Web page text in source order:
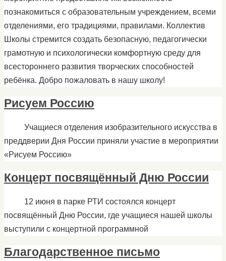
познакомиться с образовательным учреждением, всеми
отделениями, его традициями, правилами. Коллектив
Школы стремится создать безопасную, педагогически
грамотную и психологически комфортную среду для
всестороннего развития творческих способностей
ребёнка. Добро пожаловать в нашу школу!
Рисуем Россию
Учащиеся отделения изобразительного искусства в
преддверии Дня России приняли участие в мероприятии
«Рисуем Россию»
Концерт посвящённый Дню России
12 июня в парке РТИ состоялся концерт
посвящённый Дню России, где учащиеся нашей школы
выступили с концертной программной
Благодарственное письмо